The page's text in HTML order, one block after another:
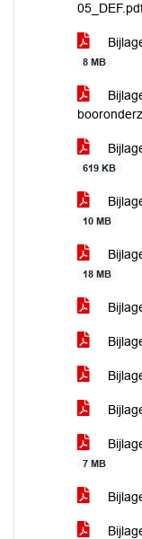
8 MB
619 KB
10 MB
18 MB
7 MB